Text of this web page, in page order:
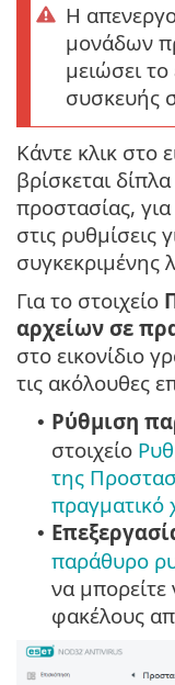
Η
μονάδων
μειώσει
συσκευής
Κάντε κλικ στο
βρίσκεται
προστασίας,
στις ρυθμίσεις
συγκεκριμένης
Για το στοιχείο
αρχείων σε
στο εικονίδιο
τις ακόλουθες
• Ρύθμιση
στοιχείο
της
πραγματικό
•
παράθυρο
να μπορείτε
φακέλους